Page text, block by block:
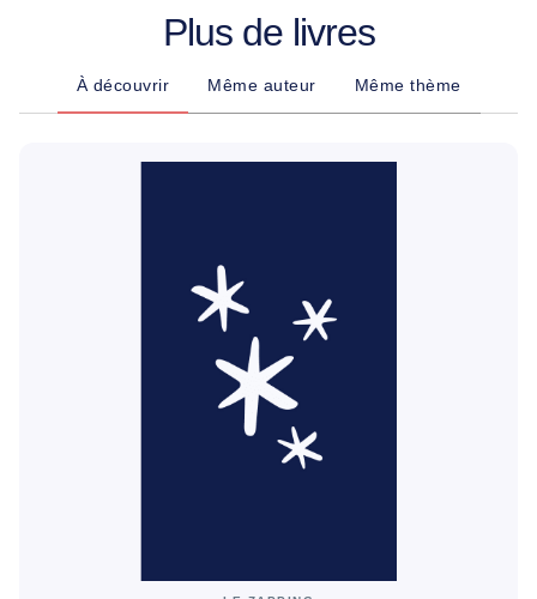
Plus de livres
À découvrir Même auteur Même thème